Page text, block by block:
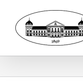
content